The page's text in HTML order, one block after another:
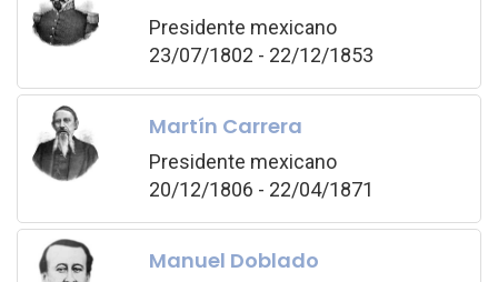
Presidente mexicano
23/07/1802 - 22/12/1853
Martín Carrera
Presidente mexicano
20/12/1806 - 22/04/1871
Manuel Doblado